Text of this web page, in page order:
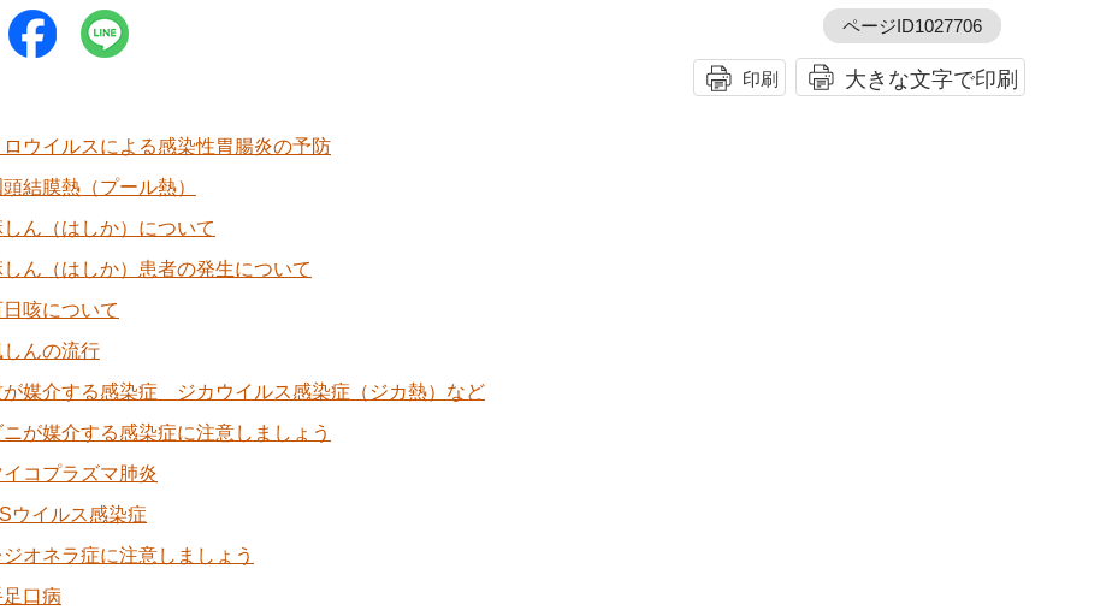
ページID1027706
印刷 大きな文字で印刷
ロウイルスによる感染性胃腸炎の予防
結膜熱（プール熱）
しん（はしか）について
しん（はしか）患者の発生について
日咳について
しんの流行
が媒介する感染症 ジカウイルス感染症（ジカ熱）など
ニが媒介する感染症に注意しましょう
イコプラズマ肺炎
ウイルス感染症
ジオネラ症に注意しましょう
口病